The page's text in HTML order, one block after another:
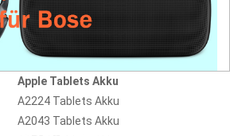
Apple Tablets Akku
A2224 Tablets Akku
A2043 Tablets Akku